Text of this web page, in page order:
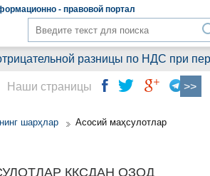
- правовойпортал
разницы по НДС при
шарҳлар
Асосий маҳсулотлар
ҚҚСДАН ОЗОД
Наши страницы